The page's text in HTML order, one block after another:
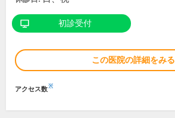
初診受付
この医院の詳細をみる
アクセス数※